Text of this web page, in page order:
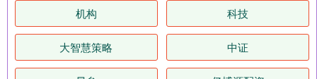
机构 科技
大智慧策略 中证